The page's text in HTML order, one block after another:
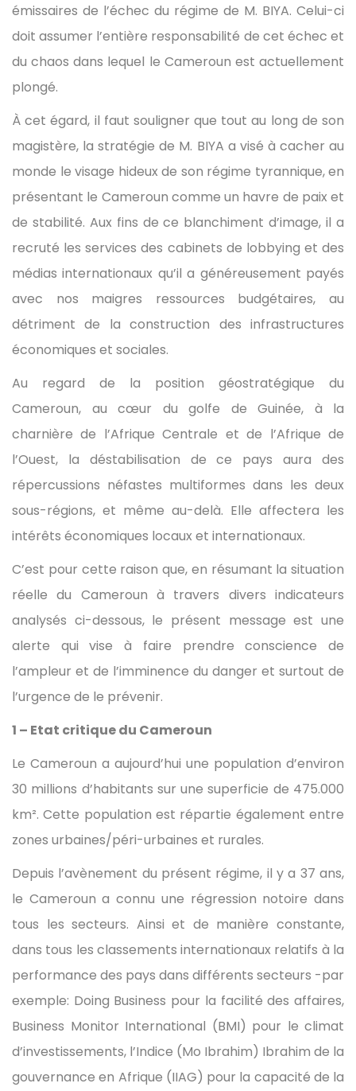
émissaires de l’échec du régime de M. BIYA. Celui-ci
doit assumer l’entière responsabilité de cet échec et
du chaos dans lequel le Cameroun est actuellement
plongé.
À cet égard, il faut souligner que tout au long de son
magistère, la stratégie de M. BIYA a visé à cacher au
monde le visage hideux de son régime tyrannique, en
présentant le Cameroun comme un havre de paix et
de stabilité. Aux fins de ce blanchiment d’image, il a
recruté les services des cabinets de lobbying et des
médias internationaux qu’il a généreusement payés
avec nos maigres ressources budgétaires, au
détriment de la construction des infrastructures
économiques et sociales.
Au regard de la position géostratégique du
Cameroun, au cœur du golfe de Guinée, à la
charnière de l’Afrique Centrale et de l’Afrique de
l’Ouest, la déstabilisation de ce pays aura des
répercussions néfastes multiformes dans les deux
sous-régions, et même au-delà. Elle affectera les
intérêts économiques locaux et internationaux.
C’est pour cette raison que, en résumant la situation
réelle du Cameroun à travers divers indicateurs
analysés ci-dessous, le présent message est une
alerte qui vise à faire prendre conscience de
l’ampleur et de l’imminence du danger et surtout de
l’urgence de le prévenir.
1 – Etat critique du Cameroun
Le Cameroun a aujourd’hui une population d’environ
30 millions d’habitants sur une superficie de 475.000
km². Cette population est répartie également entre
zones urbaines/péri-urbaines et rurales.
Depuis l’avènement du présent régime, il y a 37 ans,
le Cameroun a connu une régression notoire dans
tous les secteurs. Ainsi et de manière constante,
dans tous les classements internationaux relatifs à la
performance des pays dans différents secteurs -par
exemple: Doing Business pour la facilité des affaires,
Business Monitor International (BMI) pour le climat
d’investissements, l’Indice (Mo Ibrahim) Ibrahim de la
gouvernance en Afrique (IIAG) pour la capacité de la